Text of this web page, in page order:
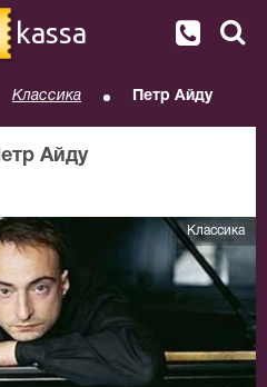
kassa
Классика Петр Айду
Айду
Классика